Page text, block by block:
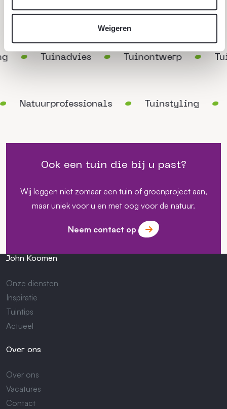
Weigeren
Onze diensten Ga naar alle diensten
Tuinadvies Tuinontwerp
Natuurprofessionals Tuinstyling
Ook een tuin die bij u past?
Wij leggen niet zomaar een tuin of groenproject aan,
maar uniek voor u en met oog voor de natuur.
Neem contact op
John Koomen
Onze diensten
Inspiratie
Tuintips
Actueel
Over ons
Over ons
Vacatures
Contact